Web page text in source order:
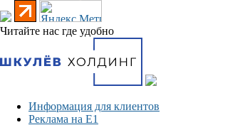
Читайте нас где удобно
Информация для клиентов
Реклама на Е1